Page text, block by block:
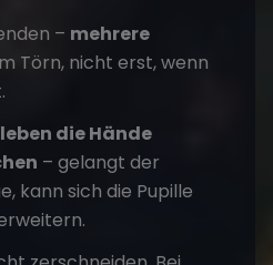
– mehrere
Törn, nicht erst, wenn
die Hände
– gelangt der
kann sich die Pupille